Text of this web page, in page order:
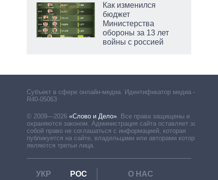
Как изменился
бюджет
Министерства
обороны за 13 лет
войны с россией
Субъект в сфере онлайн-медиа. Идентификатор медиа –
R40-05063
© 2009—2026 «Слово и Дело» Все права защищены и
охраняются законом. Администрация сайта оставляет за
собой право не соглашаться с информацией, которая
публикуется на сайте, владельцами или авторами которой
являются третьи лица.
УКР РОС
О НАС